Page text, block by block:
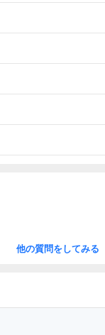
他の質問をしてみる